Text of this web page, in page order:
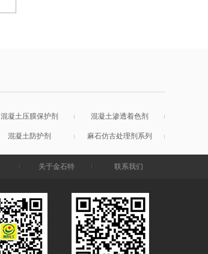
混凝土压膜保护剂 混凝土渗透着色剂
混凝土防护剂 麻石仿古处理剂系列
关于金石特 联系我们